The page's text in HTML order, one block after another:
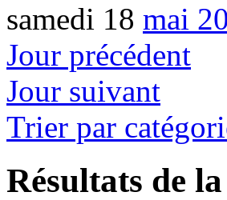
samedi 18 mai
Jour précédent
Jour suivant
Trier par
Résultats de